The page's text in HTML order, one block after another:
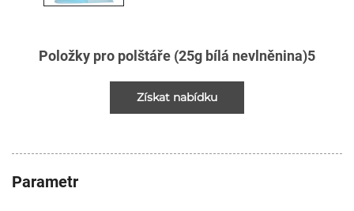
Položky pro polštáře (25g bílá nevlněnina)5
Získat nabídku
Parametr